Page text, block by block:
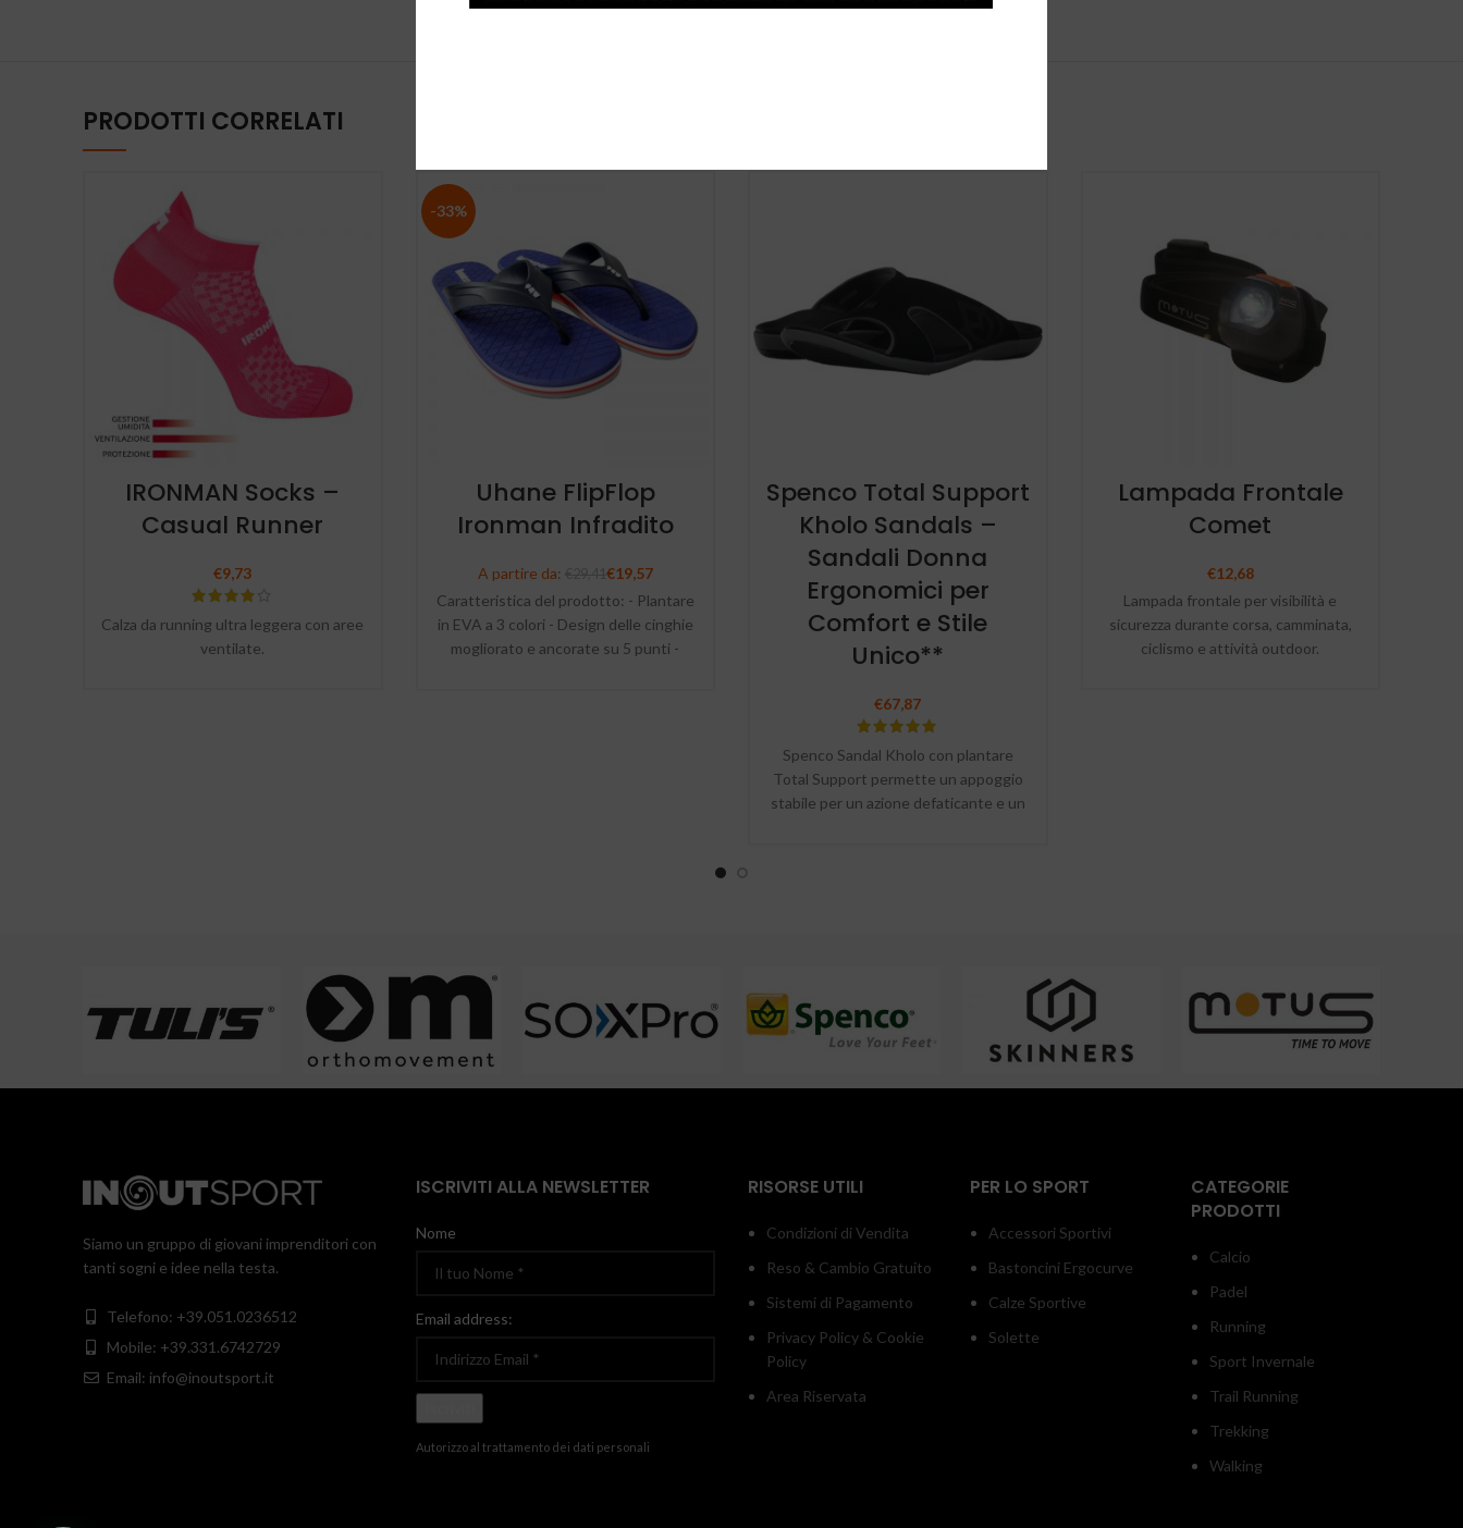
PRODOTTI CORRELATI
IRONMAN Socks –
Casual Runner
€9,73
Calza da running ultra leggera con aree
ventilate.
-33%
Uhane FlipFlop
Ironman Infradito
A partire da: €19,57
Caratteristica del prodotto: - Plantare
in EVA a 3 colori - Design delle cinghie
mogliorato e ancorate su 5 punti -
Spenco Total Support
Kholo Sandals –
Sandali Donna
Ergonomici per
Comfort e Stile
Unico**
€67,87
Spenco Sandal Kholo con plantare
Total Support permette un appoggio
stabile per un azione defaticante e un
Lampada Frontale
Comet
€12,68
Lampada frontale per visibilità e
sicurezza durante corsa, camminata,
ciclismo e attività outdoor.
Siamo un gruppo di giovani imprenditori con
tanti sogni e idee nella testa.
Telefono: +39.051.0236512
Mobile: +39.331.6742729
Email: info@inoutsport.it
ISCRIVITI ALLA NEWSLETTER
Nome
Email address:
Autorizzo al trattamento dei dati personali
RISORSE UTILI
Condizioni di Vendita
Reso & Cambio Gratuito
Sistemi di Pagamento
Privacy Policy & Cookie
Policy
Area Riservata
PER LO SPORT
Accessori Sportivi
Bastoncini Ergocurve
Calze Sportive
Solette
CATEGORIE
PRODOTTI
Calcio
Padel
Running
Sport Invernale
Trail Running
Trekking
Walking